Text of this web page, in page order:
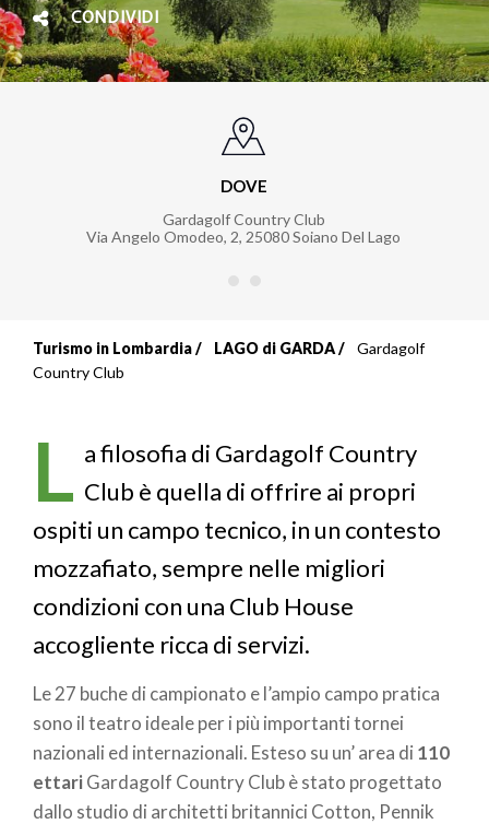
CONDIVIDI
DOVE
Gardagolf Country Club
Via Angelo Omodeo, 2, 25080Soiano Del Lago
Briciole
pane
Turismo in Lombardia LAGO di GARDA
Gardagolf
Country Club
L a filosofia di Gardagolf Country
Club è quella di offrire ai propri
ospiti un campo tecnico, in un contesto
mozzafiato, sempre nelle migliori
condizioni con una Club House
accogliente ricca di servizi.
Le 27 buche di campionato e l’ampio campo pratica
sono il teatro ideale per i più importanti tornei
nazionali ed internazionali. Esteso su un’ area di 110
ettariGardagolf Country Club è stato progettato
dallo studio di architetti britannici Cotton, Pennik